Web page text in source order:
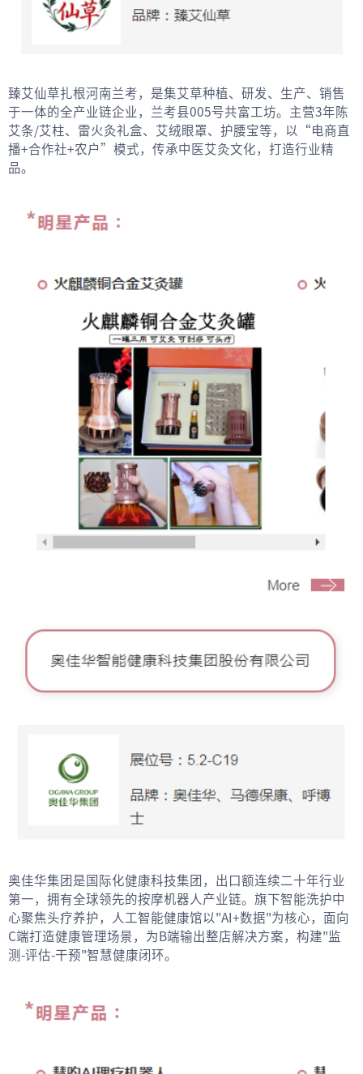
臻艾仙草扎根河南兰考，是集艾草种植、研发、生产、销售
于一体的全产业链企业，兰考县005号共富工坊。主营3年陈
艾条/艾柱、雷火灸礼盒、艾绒眼罩、护腰宝等，以“电商直
播+合作社+农户”模式，传承中医艾灸文化，打造行业精
品。
奥佳华集团是国际化健康科技集团，出口额连续二十年行业
第一，拥有全球领先的按摩机器人产业链。旗下智能洗护中
心聚焦头疗养护，人工智能健康馆以"AI+数据"为核心，面向
C端打造健康管理场景，为B端输出整店解决方案，构建"监
测-评估-干预"智慧健康闭环。